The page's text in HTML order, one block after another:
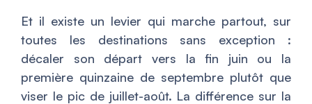
Et il existe un levier qui marche partout, sur
toutes les destinations sans exception :
décaler son départ vers la fin juin ou la
première quinzaine de septembre plutôt que
viser le pic de juillet-août. La différence sur la